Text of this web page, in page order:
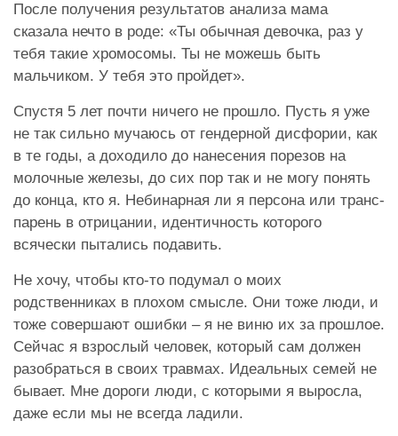
После получения результатов анализа мама
сказала нечто в роде: «Ты обычная девочка, раз у
тебя такие хромосомы. Ты не можешь быть
мальчиком. У тебя это пройдет».
Спустя 5 лет почти ничего не прошло. Пусть я уже
не так сильно мучаюсь от гендерной дисфории, как
в те годы, а доходило до нанесения порезов на
молочные железы, до сих пор так и не могу понять
до конца, кто я. Небинарная ли я персона или транс-
парень в отрицании, идентичность которого
всячески пытались подавить.
Не хочу, чтобы кто-то подумал о моих
родственниках в плохом смысле. Они тоже люди, и
тоже совершают ошибки – я не виню их за прошлое.
Сейчас я взрослый человек, который сам должен
разобраться в своих травмах. Идеальных семей не
бывает. Мне дороги люди, с которыми я выросла,
даже если мы не всегда ладили.